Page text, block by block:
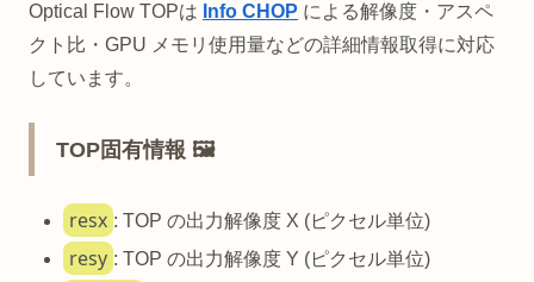
Optical Flow TOPは Info CHOP による解像度・アスペ
クト比・GPU メモリ使用量などの詳細情報取得に対応
しています。
TOP固有情報 🖼️
resx : TOP の出力解像度 X (ピクセル単位)
resy : TOP の出力解像度 Y (ピクセル単位)